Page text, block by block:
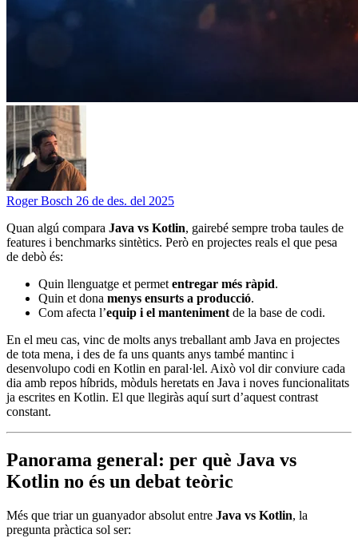
Roger Bosch 26 de des. del 2025
Quan algú compara Java vs Kotlin, gairebé sempre troba taules de
features i benchmarks sintètics. Però en projectes reals el que pesa
de debò és:
Quin llenguatge et permet entregar més ràpid.
Quin et dona menys ensurts a producció.
Com afecta l’equip i el manteniment de la base de codi.
En el meu cas, vinc de molts anys treballant amb Java en projectes
de tota mena, i des de fa uns quants anys també mantinc i
desenvolupo codi en Kotlin en paral·lel. Això vol dir conviure cada
dia amb repos híbrids, mòduls heretats en Java i noves funcionalitats
ja escrites en Kotlin. El que llegiràs aquí surt d’aquest contrast
constant.
Panorama general: per què Java vs
Kotlin no és un debat teòric
Més que triar un guanyador absolut entre Java vs Kotlin, la
pregunta pràctica sol ser: